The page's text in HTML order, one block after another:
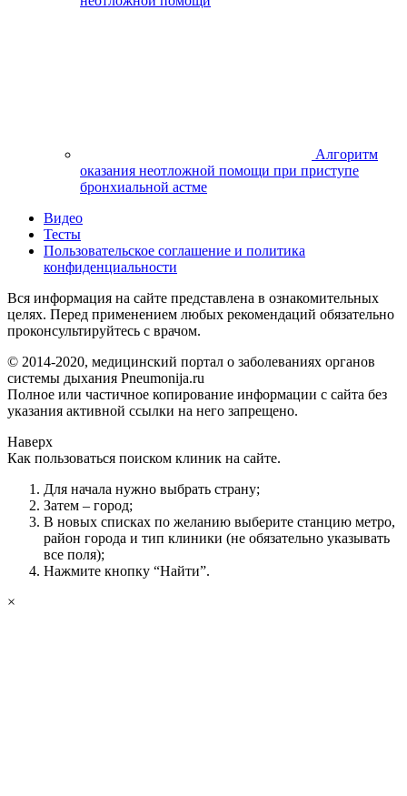
Алгоритм
оказания неотложной помощи при приступе
бронхиальной астме
Видео
Тесты
Пользовательское соглашение и политика
конфиденциальности
Вся информация на сайте представлена в ознакомительных
целях. Перед применением любых рекомендаций обязательно
проконсультируйтесь с врачом.
© 2014-2020, медицинский портал о заболеваниях органов
системы дыхания Pneumonija.ru
Полное или частичное копирование информации с сайта без
указания активной ссылки на него запрещено.
Наверх
Как пользоваться поиском клиник на сайте.
Для начала нужно выбрать страну;
Затем – город;
В новых списках по желанию выберите станцию метро,
район города и тип клиники (не обязательно указывать
все поля);
Нажмите кнопку “Найти”.
×